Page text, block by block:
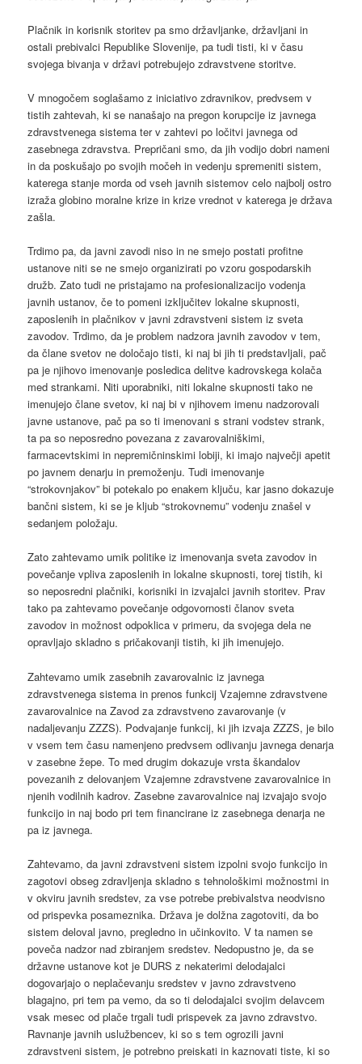
Plačnik in korisnik storitev pa smo državljanke, državljani in
ostali prebivalci Republike Slovenije, pa tudi tisti, ki v času
svojega bivanja v državi potrebujejo zdravstvene storitve.
V mnogočem soglašamo z iniciativo zdravnikov, predvsem v
tistih zahtevah, ki se nanašajo na pregon korupcije iz javnega
zdravstvenega sistema ter v zahtevi po ločitvi javnega od
zasebnega zdravstva. Prepričani smo, da jih vodijo dobri nameni
in da poskušajo po svojih močeh in vedenju spremeniti sistem,
katerega stanje morda od vseh javnih sistemov celo najbolj ostro
izraža globino moralne krize in krize vrednot v katerega je država
zašla.
Trdimo pa, da javni zavodi niso in ne smejo postati profitne
ustanove niti se ne smejo organizirati po vzoru gospodarskih
družb. Zato tudi ne pristajamo na profesionalizacijo vodenja
javnih ustanov, če to pomeni izključitev lokalne skupnosti,
zaposlenih in plačnikov v javni zdravstveni sistem iz sveta
zavodov. Trdimo, da je problem nadzora javnih zavodov v tem,
da člane svetov ne določajo tisti, ki naj bi jih ti predstavljali, pač
pa je njihovo imenovanje posledica delitve kadrovskega kolača
med strankami. Niti uporabniki, niti lokalne skupnosti tako ne
imenujejo člane svetov, ki naj bi v njihovem imenu nadzorovali
javne ustanove, pač pa so ti imenovani s strani vodstev strank,
ta pa so neposredno povezana z zavarovalniškimi,
farmacevtskimi in nepremičninskimi lobiji, ki imajo največji apetit
po javnem denarju in premoženju. Tudi imenovanje
“strokovnjakov” bi potekalo po enakem ključu, kar jasno dokazuje
bančni sistem, ki se je kljub “strokovnemu” vodenju znašel v
sedanjem položaju.
Zato zahtevamo umik politike iz imenovanja sveta zavodov in
povečanje vpliva zaposlenih in lokalne skupnosti, torej tistih, ki
so neposredni plačniki, korisniki in izvajalci javnih storitev. Prav
tako pa zahtevamo povečanje odgovornosti članov sveta
zavodov in možnost odpoklica v primeru, da svojega dela ne
opravljajo skladno s pričakovanji tistih, ki jih imenujejo.
Zahtevamo umik zasebnih zavarovalnic iz javnega
zdravstvenega sistema in prenos funkcij Vzajemne zdravstvene
zavarovalnice na Zavod za zdravstveno zavarovanje (v
nadaljevanju ZZZS). Podvajanje funkcij, ki jih izvaja ZZZS, je bilo
v vsem tem času namenjeno predvsem odlivanju javnega denarja
v zasebne žepe. To med drugim dokazuje vrsta škandalov
povezanih z delovanjem Vzajemne zdravstvene zavarovalnice in
njenih vodilnih kadrov. Zasebne zavarovalnice naj izvajajo svojo
funkcijo in naj bodo pri tem financirane iz zasebnega denarja ne
pa iz javnega.
Zahtevamo, da javni zdravstveni sistem izpolni svojo funkcijo in
zagotovi obseg zdravljenja skladno s tehnološkimi možnostmi in
v okviru javnih sredstev, za vse potrebe prebivalstva neodvisno
od prispevka posameznika. Država je dolžna zagotoviti, da bo
sistem deloval javno, pregledno in učinkovito. V ta namen se
poveča nadzor nad zbiranjem sredstev. Nedopustno je, da se
državne ustanove kot je DURS z nekaterimi delodajalci
dogovarjajo o neplačevanju sredstev v javno zdravstveno
blagajno, pri tem pa vemo, da so ti delodajalci svojim delavcem
vsak mesec od plače trgali tudi prispevek za javno zdravstvo.
Ravnanje javnih uslužbencev, ki so s tem ogrozili javni
zdravstveni sistem, je potrebno preiskati in kaznovati tiste, ki so